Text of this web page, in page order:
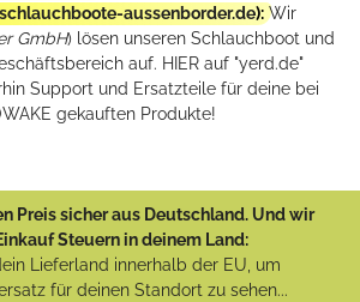
schlauchboote-aussenborder.de): Wir
GmbH) lösen unseren Schlauchboot und
auf. HIER auf "yerd.de"
Support und Ersatzteile für deine bei
gekauften Produkte!
Preis sicher aus Deutschland. Und wir
Steuern in deinem Land:
Lieferland innerhalb der EU, um
für deinen Standort zu sehen...